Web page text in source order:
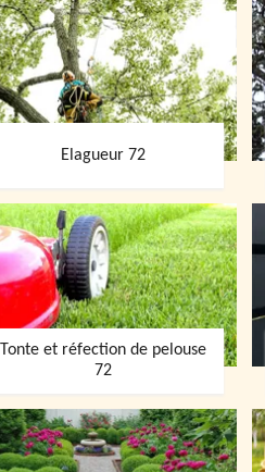
Elagueur 72
Tonte et réfection de pelouse
72